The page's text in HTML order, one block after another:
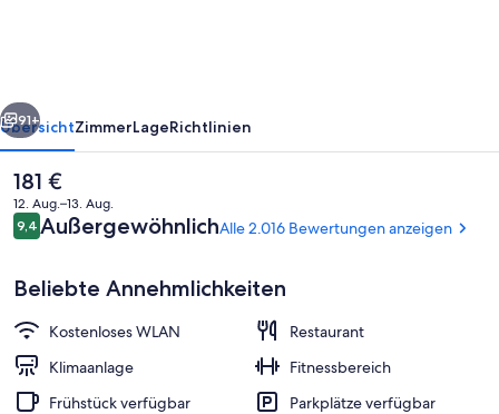
Hochwertige Bettwaren,
Weiter
91+
ÜbersichtZimmerLageRichtlinien
Der
aktuelle
Preis
beträgt
181 €
12. Aug.–13. Aug.
Bewertungen
9,49,4 von 10.
AußergewöhnlichAlle 2.016 Bewertungen anzeigen
Beliebte Annehmlichkeiten
Kostenloses WLAN
Restaurant
Klimaanlage
Fitnessbereich
Frühstück verfügbar
Parkplätze verfügbar